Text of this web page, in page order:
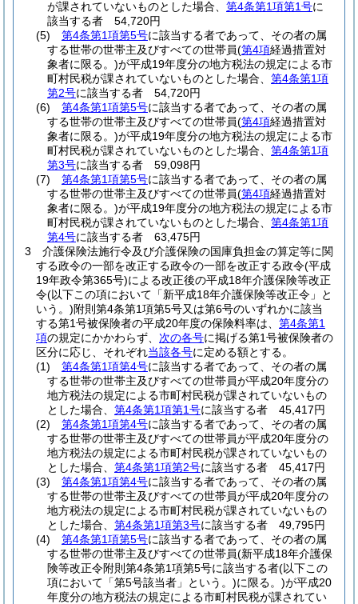
が課されていないものとした場合、 第4条第1項第1号に
該当する者 54,720円
(5)
第4条第1項第5号に該当する者であって、その者の属
する世帯の世帯主及びすべての世帯員(第4項経過措置対
象者に限る。)が平成19年度分の地方税法の規定による市
町村民税が課されていないものとした場合、 第4条第1項
第2号に該当する者 54,720円
(6)
第4条第1項第5号に該当する者であって、その者の属
する世帯の世帯主及びすべての世帯員(第4項経過措置対
象者に限る。)が平成19年度分の地方税法の規定による市
町村民税が課されていないものとした場合、 第4条第1項
第3号に該当する者 59,098円
(7)
第4条第1項第5号に該当する者であって、その者の属
する世帯の世帯主及びすべての世帯員(第4項経過措置対
象者に限る。)が平成19年度分の地方税法の規定による市
町村民税が課されていないものとした場合、 第4条第1項
第4号に該当する者 63,475円
3
介護保険法施行令及び介護保険の国庫負担金の算定等に関
する政令の一部を改正する政令の一部を改正する政令(平成
19年政令第365号)による改正後の平成18年介護保険等改正
令(以下この項において「新平成18年介護保険等改正令」と
いう。)附則第4条第1項第5号又は第6号のいずれかに該当
する第1号被保険者の平成20年度の保険料率は、 第4条第1
項の規定にかかわらず、 次の各号に掲げる第1号被保険者の
区分に応じ、それぞれ当該各号に定める額とする。
(1)
第4条第1項第4号に該当する者であって、その者の属
する世帯の世帯主及びすべての世帯員が平成20年度分の
地方税法の規定による市町村民税が課されていないもの
とした場合、 第4条第1項第1号に該当する者 45,417円
(2)
第4条第1項第4号に該当する者であって、その者の属
する世帯の世帯主及びすべての世帯員が平成20年度分の
地方税法の規定による市町村民税が課されていないもの
とした場合、 第4条第1項第2号に該当する者 45,417円
(3)
第4条第1項第4号に該当する者であって、その者の属
する世帯の世帯主及びすべての世帯員が平成20年度分の
地方税法の規定による市町村民税が課されていないもの
とした場合、 第4条第1項第3号に該当する者 49,795円
(4)
第4条第1項第5号に該当する者であって、その者の属
する世帯の世帯主及びすべての世帯員(新平成18年介護保
険等改正令附則第4条第1項第5号に該当する者(以下この
項において「第5号該当者」という。)に限る。)が平成20
年度分の地方税法の規定による市町村民税が課されてい